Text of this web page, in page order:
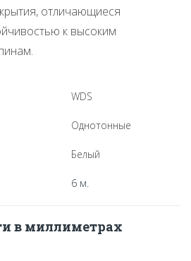
отличающиеся
к высоким
WDS
Однотонные
Белый
6 м.
в миллиметрах